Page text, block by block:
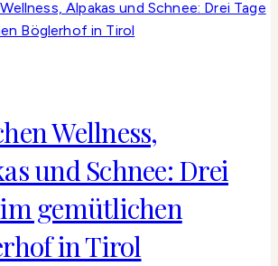
Wellness,
und Schnee: Drei
gemütlichen
in Tirol